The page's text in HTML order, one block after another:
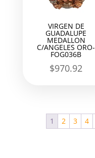
VIRGEN DE
GUADALUPE
MEDALLON
C/ANGELES ORO-
FOG036B
$970.92
1 2 3 4